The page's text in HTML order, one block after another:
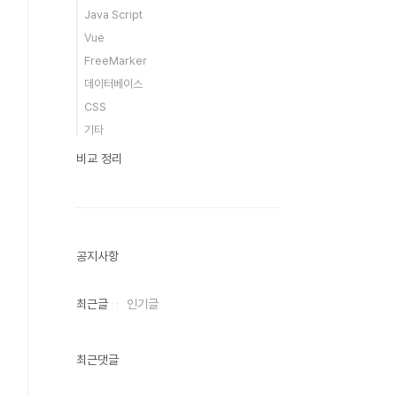
Java Script
Vue
FreeMarker
데이터베이스
CSS
기타
비교 정리
공지사항
최근글 인기글
최근댓글